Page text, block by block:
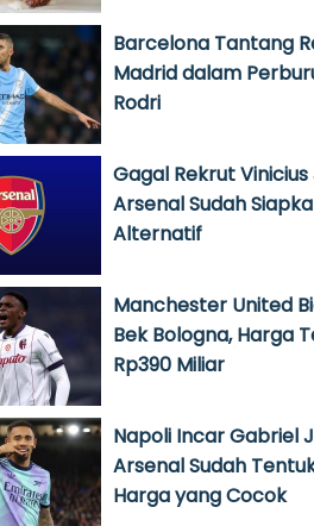
Barcelona Tantang
Madrid dalam
Rodri
Gagal Rekrut Vinicius
Arsenal Sudah
Alternatif
Manchester United
Bek Bologna, Harga
Rp390 Miliar
Napoli Incar Gabriel
Arsenal Sudah
Harga yang Cocok